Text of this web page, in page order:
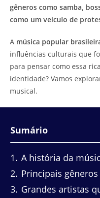
gêneros como samba,
como um veículo de
A música popular
influências culturais que
para pensar como essa
identidade? Vamos
musical.
Sumário
1
A história da
2 Principais
3 Grandes artistas